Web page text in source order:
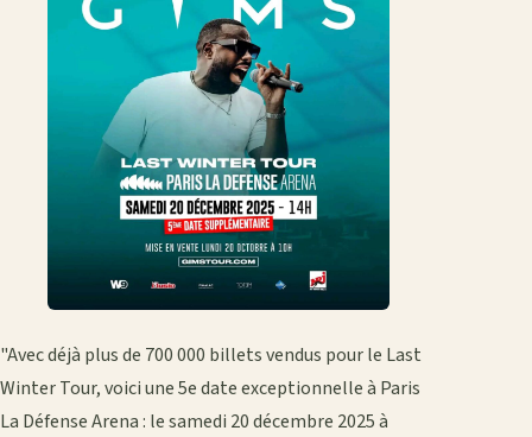
"Avec déjà plus de 700 000 billets vendus pour le Last
Winter Tour, voici une 5e date exceptionnelle à Paris
La Défense Arena : le samedi 20 décembre 2025 à